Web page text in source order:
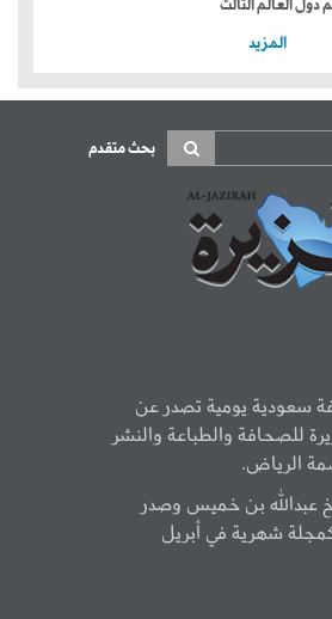
دول العالم الثالث
المزيد
بحث متقدم
سعودية يومية تصدر عن
للصحافة والطباعة والنشر
الرياض.
عبدالله بن خميس وصدر
شهرية في أبريل